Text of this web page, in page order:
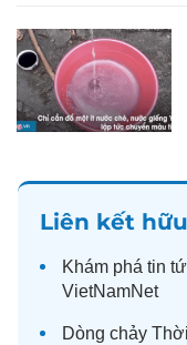
Liên kết
Khám phá tin
VietNamNet
Dòng chảy